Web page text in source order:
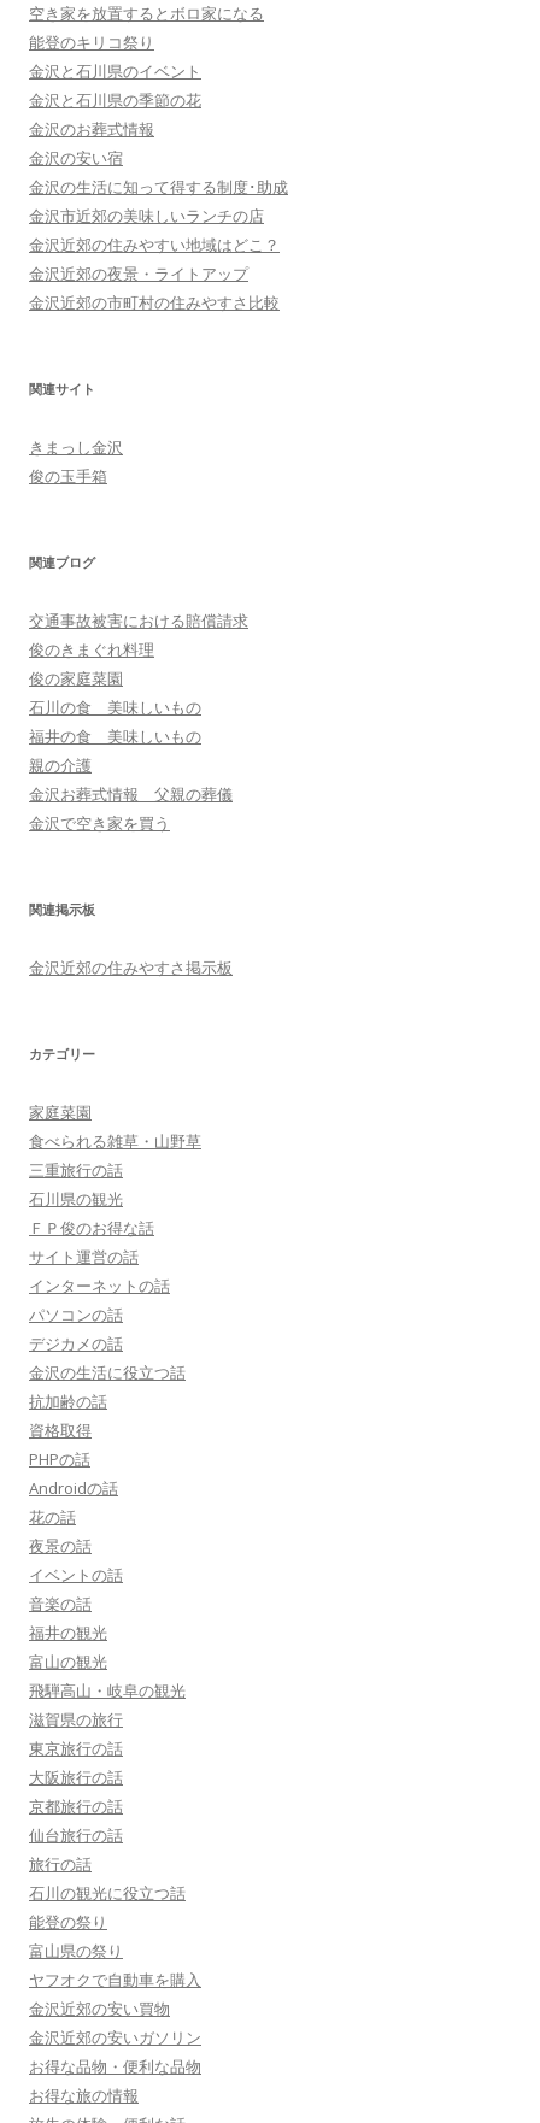
空き家を放置するとボロ家になる
能登のキリコ祭り
金沢と石川県のイベント
金沢と石川県の季節の花
金沢のお葬式情報
金沢の安い宿
金沢の生活に知って得する制度･助成
金沢市近郊の美味しいランチの店
金沢近郊の住みやすい地域はどこ？
金沢近郊の夜景・ライトアップ
金沢近郊の市町村の住みやすさ比較
関連サイト
きまっし金沢
俊の玉手箱
関連ブログ
交通事故被害における賠償請求
俊のきまぐれ料理
俊の家庭菜園
石川の食 美味しいもの
福井の食 美味しいもの
親の介護
金沢お葬式情報 父親の葬儀
金沢で空き家を買う
関連掲示板
金沢近郊の住みやすさ掲示板
カテゴリー
家庭菜園
食べられる雑草・山野草
三重旅行の話
石川県の観光
ＦＰ俊のお得な話
サイト運営の話
インターネットの話
パソコンの話
デジカメの話
金沢の生活に役立つ話
抗加齢の話
資格取得
PHPの話
Androidの話
花の話
夜景の話
イベントの話
音楽の話
福井の観光
富山の観光
飛騨高山・岐阜の観光
滋賀県の旅行
東京旅行の話
大阪旅行の話
京都旅行の話
仙台旅行の話
旅行の話
石川の観光に役立つ話
能登の祭り
富山県の祭り
ヤフオクで自動車を購入
金沢近郊の安い買物
金沢近郊の安いガソリン
お得な品物・便利な品物
お得な旅の情報